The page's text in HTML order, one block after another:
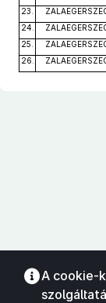
23.
24.
25.
26.
A cookie-